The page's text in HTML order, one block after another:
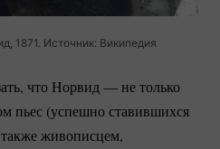
1871. Источник: Википедия
что Норвид — не только
пьес (успешно ставившихся
также живописцем,